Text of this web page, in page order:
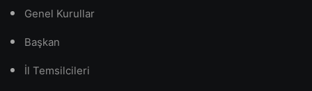
Genel Kurullar
Başkan
İl Temsilcileri